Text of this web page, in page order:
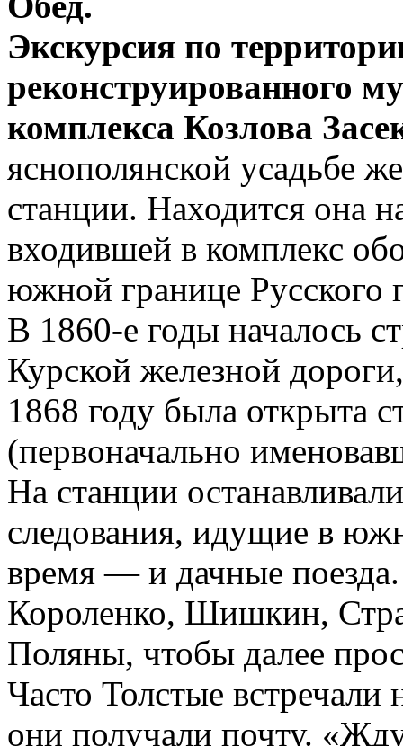
Экскурсия по
реконструированного
комплекса Козлова
яснополянской усадьбе
станции. Находится она
входившей в комплекс
южной границе Русского
В 1860-е годы началось
Курской железной
1868 году была открыта
(первоначально
На станции
следования, идущие в
время — и дачные
Короленко, Шишкин,
Поляны, чтобы далее
Часто Толстые встречали
они получали почту.